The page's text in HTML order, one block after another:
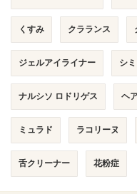
くすみ クラランス
ジェルアイライナー シミ
ナルシソ ロドリゲス ヘ
ミュラド ラコリーヌ
舌クリーナー 花粉症